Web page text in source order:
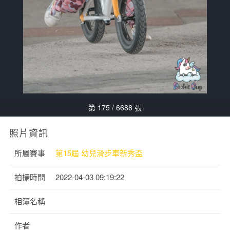
第 175 / 6688 張
照片資訊
所屬賽事 第15屆 幼兒滑步車新秀盃
拍攝時間 2022-04-03 09:19:22
相簿名稱
作者